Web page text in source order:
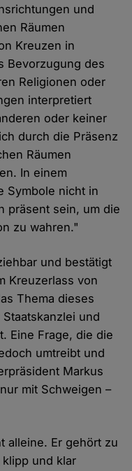
und
Räumen
Kreuzen in
Bevorzugung des
Religionen oder
interpretiert
oder keiner
durch die Präsenz
Räumen
In einem
Symbole nicht in
präsent sein, um die
zu wahren."
und bestätigt
Kreuzerlass von
Thema dieses
und
Eine Frage, die die
umtreibt und
Markus
mit Schweigen –
alleine. Er gehört zu
und klar